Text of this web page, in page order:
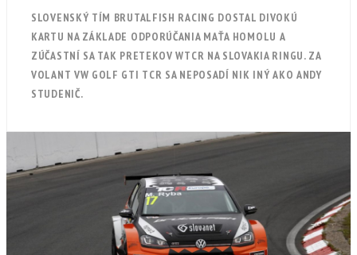
SLOVENSKÝ TÍM BRUTALFISH RACING DOSTAL DIVOKÚ
KARTU NA ZÁKLADE ODPORÚČANIA MAŤA HOMOLU A
ZÚČASTNÍ SA TAK PRETEKOV WTCR NA SLOVAKIA RINGU. ZA
VOLANT VW GOLF GTI TCR SA NEPOSADÍ NIK INÝ AKO ANDY
STUDENIČ.